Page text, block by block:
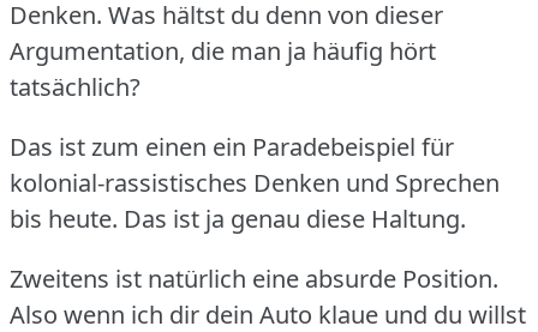
Denken. Was hältst du denn von dieser
Argumentation, die man ja häufig hört
tatsächlich?
Das ist zum einen ein Paradebeispiel für
kolonial-rassistisches Denken und Sprechen
bis heute. Das ist ja genau diese Haltung.
Zweitens ist natürlich eine absurde Position.
Also wenn ich dir dein Auto klaue und du willst